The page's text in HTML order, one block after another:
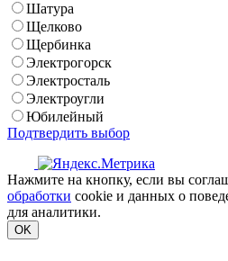
Шатура
Щелково
Щербинка
Электрогорск
Электросталь
Электроугли
Юбилейный
Подтвердить выбор
Нажмите на кнопку, если вы
обработки cookie и данных о
для аналитики.
OK